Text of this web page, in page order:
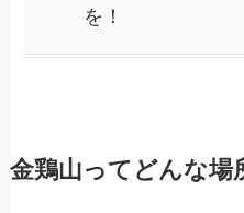
を！
金鶏山ってどんな場